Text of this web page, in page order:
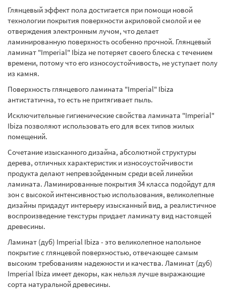
Глянцевый эффект пола достигается при помощи новой
технологии покрытия поверхности акриловой смолой и ее
отверждения электронным лучом, что делает
ламинированную поверхность особенно прочной. Глянцевый
ламинат "Imperial" Ibiza не потеряет своего блеска с течением
времени, потому что его износоустойчивость, не уступает полу
из камня.
Поверхность глянцевого ламината "Imperial" Ibiza
антистатична, то есть не притягивает пыль.
Исключительные гигиенические свойства ламината "Imperial"
Ibiza позволяют использовать его для всех типов жилых
помещений.
Cочетание изысканного дизайна, абсолютной структуры
дерева, отличных характеристик и износоустойчивости
продукта делают непревзойденным среди всей линейки
ламината. Ламинированные покрытия 34 класса подойдут для
зон с высокой интенсивностью использования, великолепные
дизайны придадут интерьеру изысканный вид, а реалистичное
воспроизведение текстуры придает ламинату вид настоящей
древесины.
Ламинат (дуб) Imperial Ibiza - это великолепное напольное
покрытие с глянцевой поверхностью, отвечающее самым
высоким требованиям надежности и качества. Ламинат (дуб)
Imperial Ibiza имеет декоры, как нельзя лучше выражающие
сорта натуральной древесины.